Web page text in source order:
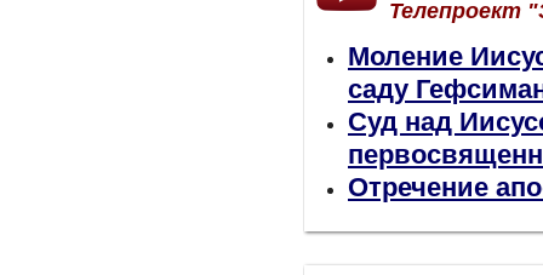
Телепроект
Моление
саду
Суд над
Отречение